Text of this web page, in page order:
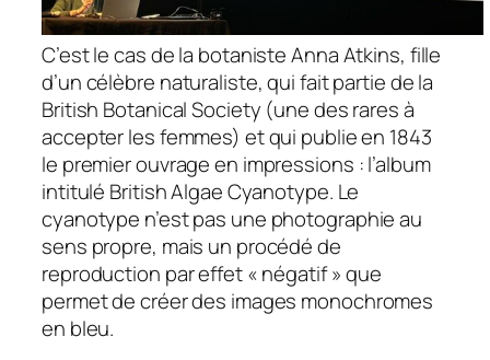
C’est le cas de la botaniste Anna Atkins, fille
d’un célèbre naturaliste, qui fait partie de la
British Botanical Society (une des rares à
accepter les femmes) et qui publie en 1843
le premier ouvrage en impressions : l’album
intitulé British Algae Cyanotype. Le
cyanotype n’est pas une photographie au
sens propre, mais un procédé de
reproduction par effet « négatif » que
permet de créer des images monochromes
en bleu.